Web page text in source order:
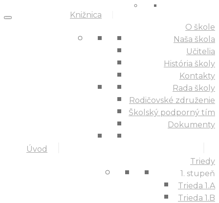
Knižnica
Úvod
O škole
Naša škola
Učitelia
História školy
Kontakty
Rada školy
Rodičovské združenie
Školský podporný tím
Dokumenty
Triedy
1. stupeň
Trieda 1.A
Trieda 1.B